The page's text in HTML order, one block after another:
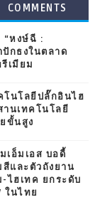
COMMENTS
“หงษ์ฉี :
ปักธงในตลาด
เมียม
โนโลยีปลั๊กอินไฮ
านเทคโนโลยี
ขั้นสูง
เอ็มเอส บอดี้
และตัวถังยาน
ไฮเทค ยกระดับ
ในไทย